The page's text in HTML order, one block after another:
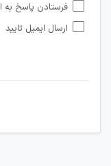
شبکه های مجازی
امکان تأیید
هرگونه تحریک،
غیر مجاز می باشد.
امکان هماهنگی
فرستادن پاسخ به
ارسال ایمیل تایید